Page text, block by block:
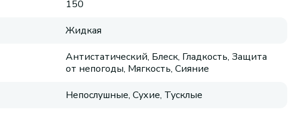
150
Жидкая
Антистатический, Блеск, Гладкость, Защита
от непогоды, Мягкость, Сияние
Непослушные, Сухие, Тусклые